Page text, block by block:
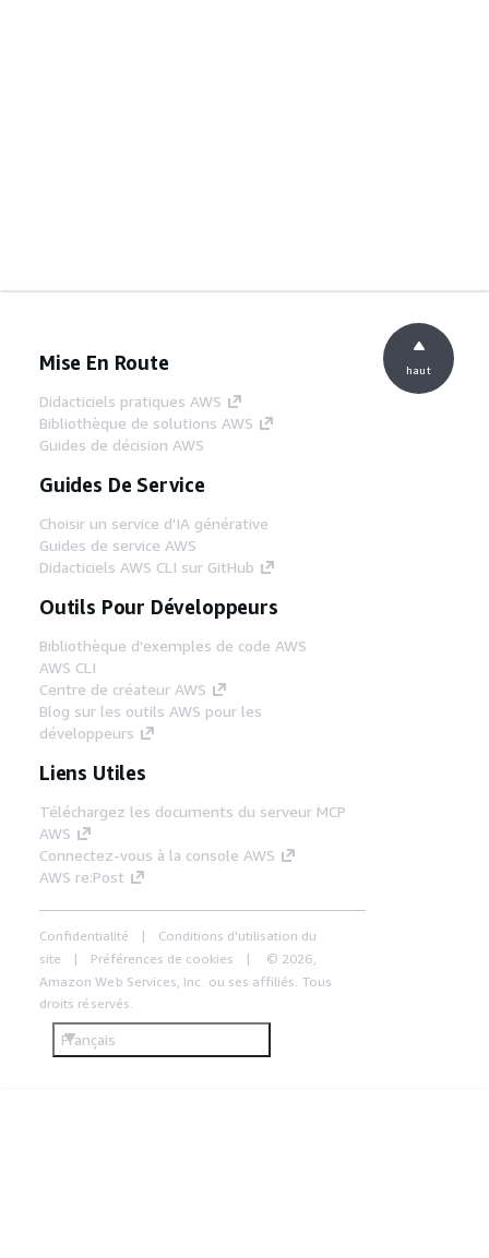
Mise En Route
Didacticiels pratiques AWS
Bibliothèque de solutions AWS
Guides de décision AWS
Guides De Service
Choisir un service d'IA générative
Guides de service AWS
Didacticiels AWS CLI sur GitHub
Outils Pour Développeurs
Bibliothèque d'exemples de code AWS
AWS CLI
Centre de créateur AWS
Blog sur les outils AWS pour les
développeurs
Liens Utiles
Téléchargez les documents du serveur MCP
AWS
Connectez-vous à la console AWS
AWS re:Post
Confidentialité
Conditions d'utilisation du
site
Préférences de cookies
© 2026,
Amazon Web Services, Inc. ou ses affiliés. Tous
droits réservés.
Français
haut